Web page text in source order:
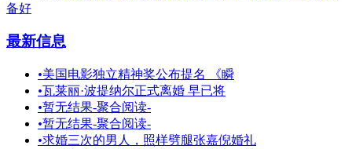
备好
最新信息
•美国电影独立精神奖公布提名 《瞬
•瓦莱丽·波提纳尔正式离婚 早已将
•暂无结果-聚合阅读-
•暂无结果-聚合阅读-
•求婚三次的男人，照样劈腿张嘉倪婚礼